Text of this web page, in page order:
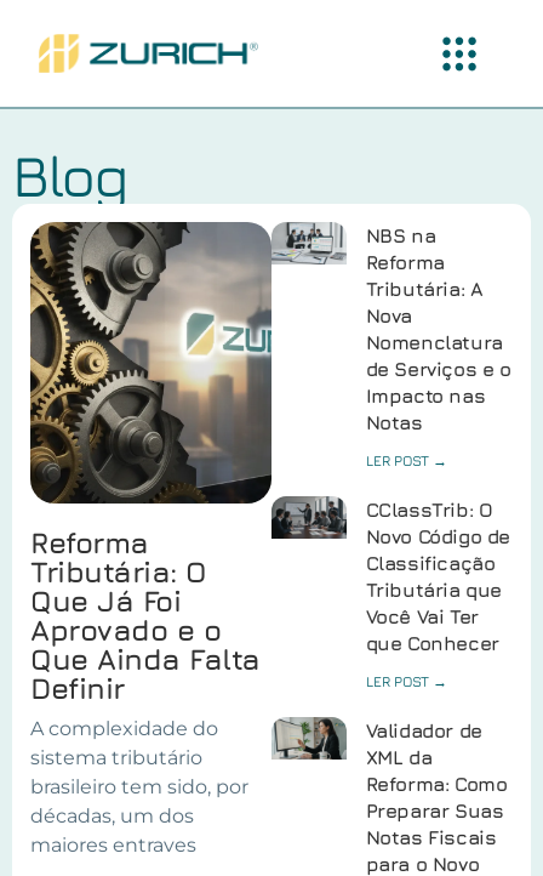
Blog
Reforma
Tributária: O
Que Já Foi
Aprovado e o
Que Ainda Falta
Definir
A complexidade do
sistema tributário
brasileiro tem sido, por
décadas, um dos
maiores entraves
NBS na
Reforma
Tributária: A
Nova
Nomenclatura
de Serviços e o
Impacto nas
Notas
LER POST →
CClassTrib: O
Novo Código de
Classificação
Tributária que
Você Vai Ter
que Conhecer
LER POST →
Validador de
XML da
Reforma: Como
Preparar Suas
Notas Fiscais
para o Novo